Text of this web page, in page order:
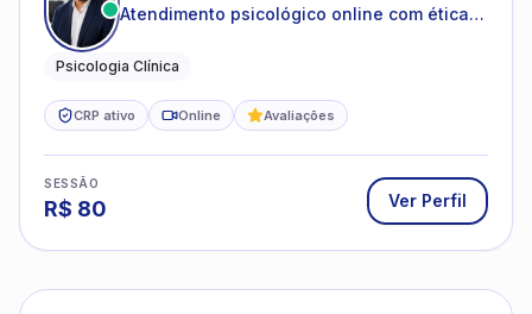
Atendimento psicológico online com ética,
Psicologia Clínica
CRP ativo Online Avaliações
SESSÃO
R$ 80 Ver Perfil